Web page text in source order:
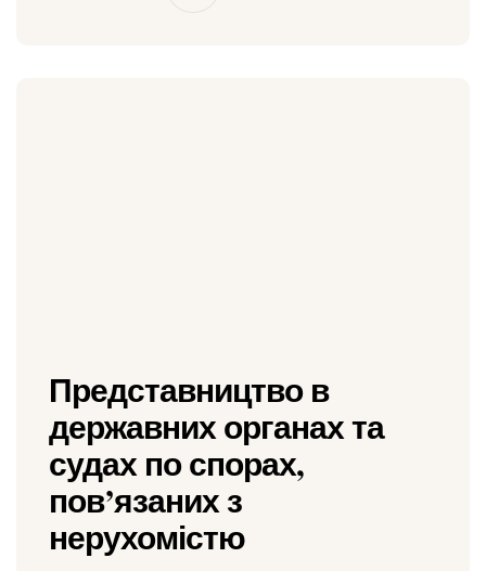
Представництво в
державних органах та
судах по спорах,
пов’язаних з
нерухомістю